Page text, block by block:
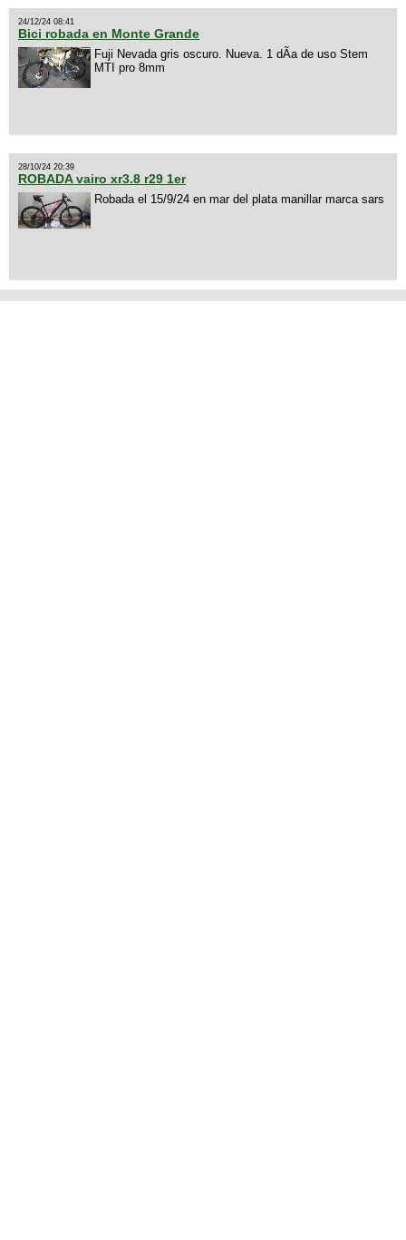
24/12/24 08:41
Bici robada en Monte Grande
Fuji Nevada gris oscuro. Nueva. 1 dÃ­a de uso Stem
MTI pro 8mm
28/10/24 20:39
ROBADA vairo xr3.8 r29 1er
Robada el 15/9/24 en mar del plata manillar marca sars